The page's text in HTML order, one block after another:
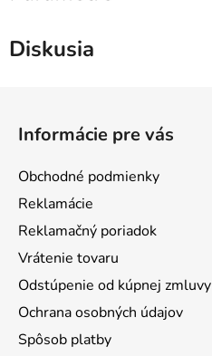
Diskusia
Informácie pre vás
Obchodné podmienky
Reklamácie
Reklamačný poriadok
Vrátenie tovaru
Odstúpenie od kúpnej zmluvy
Ochrana osobných údajov
Spôsob platby